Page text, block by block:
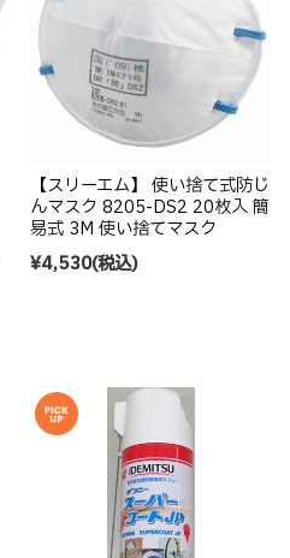
【スリーエム】 使い捨て式防じ
んマスク 8205-DS2 20枚入 簡
易式 3M 使い捨てマスク
¥4,530(税込)